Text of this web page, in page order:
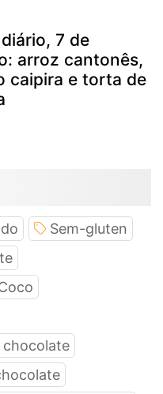
7 de
arroz cantonês,
caipira e torta de
Sem-gluten
chocolate